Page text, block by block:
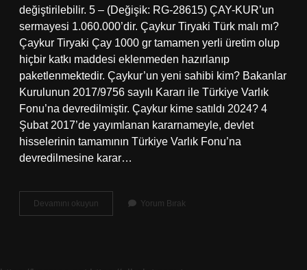
değiştirilebilir. 5 – (Değişik: RG-28615) ÇAY-KUR’un
sermayesi 1.060.000’dir. Çaykur Tiryaki Türk malı mı?
Çaykur Tiryaki Çay 1000 gr tamamen yerli üretim olup
hiçbir katkı maddesi eklenmeden hazırlanıp
paketlenmektedir. Çaykur’un yeni sahibi kim? Bakanlar
Kurulunun 2017/9756 sayılı Kararı ile Türkiye Varlık
Fonu’na devredilmiştir. Çaykur kime satıldı 2024? 4
Şubat 2017’de yayımlanan kararnameyle, devlet
hisselerinin tamamının Türkiye Varlık Fonu’na
devredilmesine karar…
Devamını okuyun
Israilin
Yorum Bırak